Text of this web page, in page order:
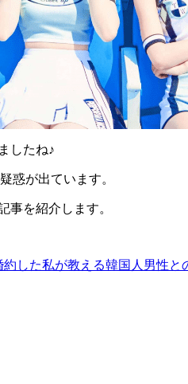
したね♪
惑が出ています。
事を紹介します。
した私が教える韓国人男性と